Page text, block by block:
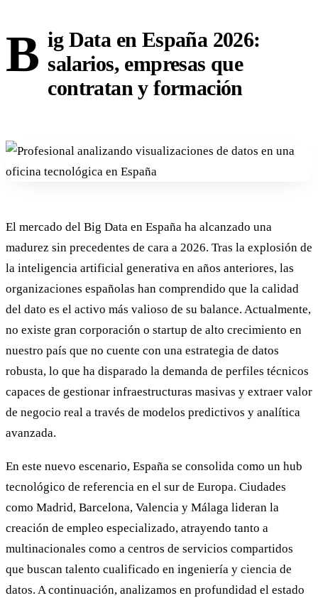
B ig Data en España 2026:
salarios, empresas que
contratan y formación
El mercado del Big Data en España ha alcanzado una
madurez sin precedentes de cara a 2026. Tras la explosión de
la inteligencia artificial generativa en años anteriores, las
organizaciones españolas han comprendido que la calidad
del dato es el activo más valioso de su balance. Actualmente,
no existe gran corporación o startup de alto crecimiento en
nuestro país que no cuente con una estrategia de datos
robusta, lo que ha disparado la demanda de perfiles técnicos
capaces de gestionar infraestructuras masivas y extraer valor
de negocio real a través de modelos predictivos y analítica
avanzada.
En este nuevo escenario, España se consolida como un hub
tecnológico de referencia en el sur de Europa. Ciudades
como Madrid, Barcelona, Valencia y Málaga lideran la
creación de empleo especializado, atrayendo tanto a
multinacionales como a centros de servicios compartidos
que buscan talento cualificado en ingeniería y ciencia de
datos. A continuación, analizamos en profundidad el estado